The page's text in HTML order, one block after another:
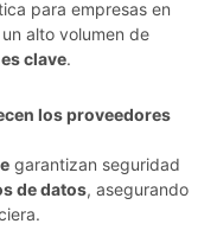
para empresas en
alto volumen de
clave.
los proveedores
garantizan seguridad
de datos, asegurando